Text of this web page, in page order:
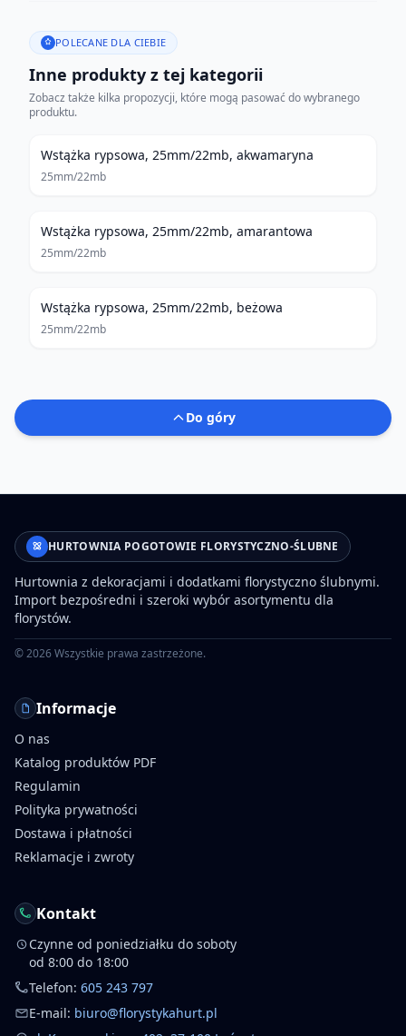
POLECANE DLA CIEBIE
Inne produkty z tej kategorii
Zobacz także kilka propozycji, które mogą pasować do wybranego
produktu.
Wstążka rypsowa, 25mm/22mb, akwamaryna
25mm/22mb
Wstążka rypsowa, 25mm/22mb, amarantowa
25mm/22mb
Wstążka rypsowa, 25mm/22mb, beżowa
25mm/22mb
Do góry
HURTOWNIA POGOTOWIE FLORYSTYCZNO-ŚLUBNE
Hurtownia z dekoracjami i dodatkami florystyczno ślubnymi.
Import bezpośredni i szeroki wybór asortymentu dla
florystów.
©2026Wszystkie prawa zastrzeżone.
Informacje
O nas
Katalog produktów PDF
Regulamin
Polityka prywatności
Dostawa i płatności
Reklamacje i zwroty
Kontakt
Czynne od poniedziałku do soboty
od 8:00 do 18:00
Telefon: 605 243 797
E-mail: biuro@florystykahurt.pl